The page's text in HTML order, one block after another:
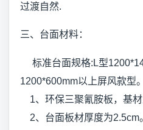
过渡自然.
三、台面材料：
标准台面规格:L型
1200*600mm以上屏风款型。
1、环保三聚氰胺板，基材
2、台面板材厚度为2.5cm